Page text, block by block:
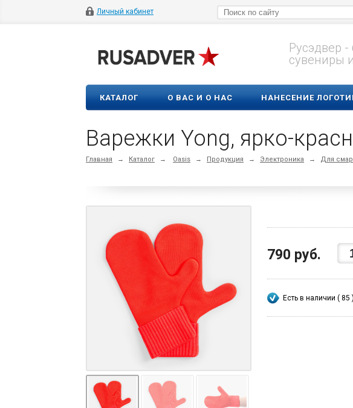
Личный кабинет
Русэдвер -
сувениры
КАТАЛОГ О ВАС И О НАС НАНЕСЕНИЕ
Варежки Yong, ярко-
Главная → Каталог → Oasis → Продукция → Электроника → Для
790 руб.
Есть в наличии ( 85 )